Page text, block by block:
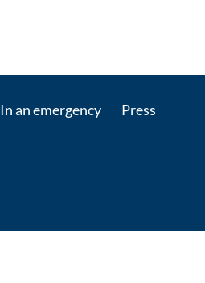
In an emergency Press